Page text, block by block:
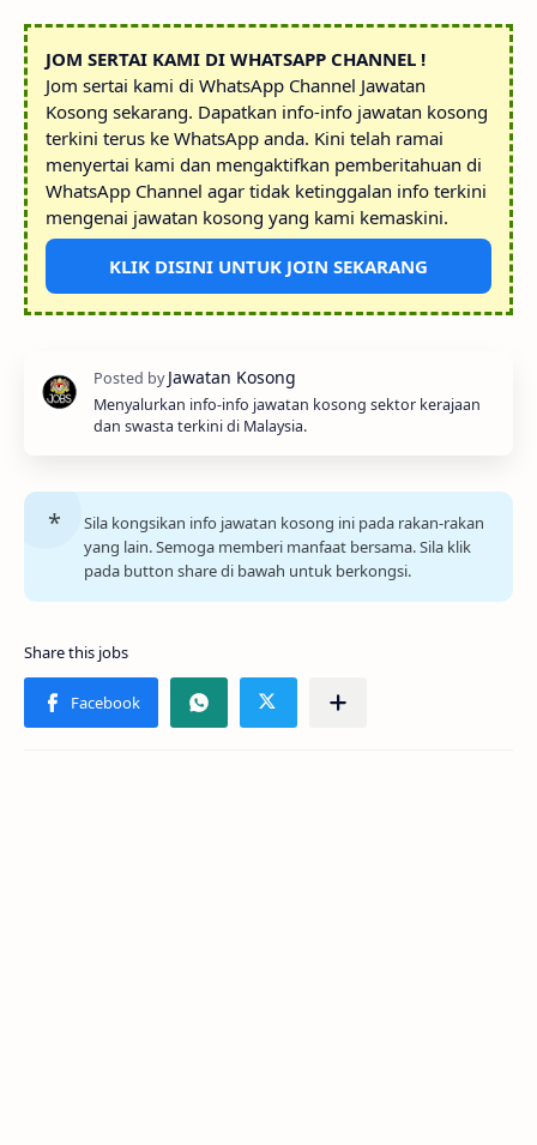
JOM SERTAI KAMI DI WHATSAPP CHANNEL !
Jom sertai kami di WhatsApp Channel Jawatan
Kosong sekarang. Dapatkan info-info jawatan kosong
terkini terus ke WhatsApp anda. Kini telah ramai
menyertai kami dan mengaktifkan pemberitahuan di
WhatsApp Channel agar tidak ketinggalan info terkini
mengenai jawatan kosong yang kami kemaskini.
KLIK DISINI UNTUK JOIN SEKARANG
Menyalurkan info-info jawatan kosong sektor kerajaan
dan swasta terkini di Malaysia.
Sila kongsikan info jawatan kosong ini pada rakan-rakan
yang lain. Semoga memberi manfaat bersama. Sila klik
pada button share di bawah untuk berkongsi.